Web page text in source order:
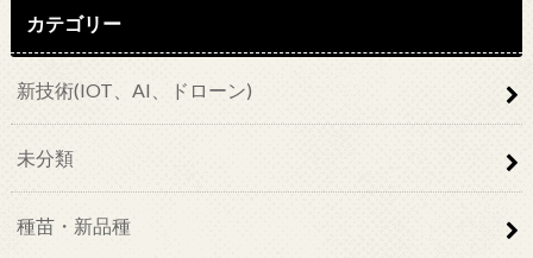
カテゴリー
新技術(IOT、AI、ドローン)
未分類
種苗・新品種